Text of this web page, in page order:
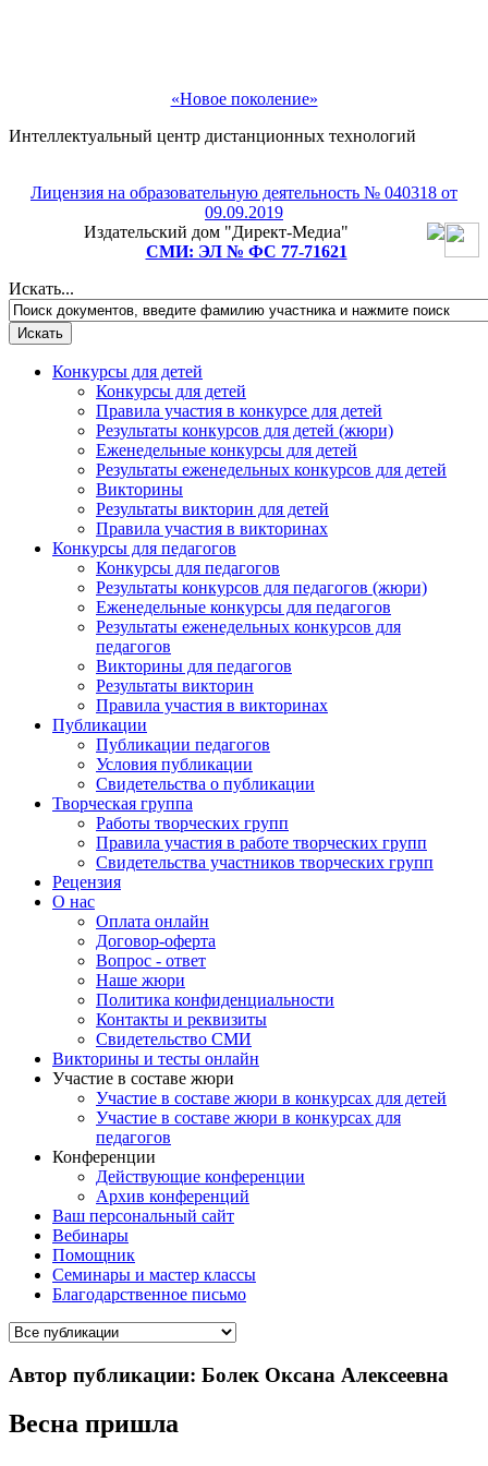
«Новое поколение»
Интеллектуальный центр дистанционных технологий
Лицензия на образовательную деятельность № 040318 от
09.09.2019
Издательский дом "Директ-Медиа"
СМИ: ЭЛ № ФС 77-71621
Искать...
Конкурсы для детей
Конкурсы для детей
Правила участия в конкурсе для детей
Результаты конкурсов для детей (жюри)
Еженедельные конкурсы для детей
Результаты еженедельных конкурсов для детей
Викторины
Результаты викторин для детей
Правила участия в викторинах
Конкурсы для педагогов
Конкурсы для педагогов
Результаты конкурсов для педагогов (жюри)
Еженедельные конкурсы для педагогов
Результаты еженедельных конкурсов для
педагогов
Викторины для педагогов
Результаты викторин
Правила участия в викторинах
Публикации
Публикации педагогов
Условия публикации
Свидетельства о публикации
Творческая группа
Работы творческих групп
Правила участия в работе творческих групп
Свидетельства участников творческих групп
Рецензия
О нас
Оплата онлайн
Договор-оферта
Вопрос - ответ
Наше жюри
Политика конфиденциальности
Контакты и реквизиты
Свидетельство СМИ
Викторины и тесты онлайн
Участие в составе жюри
Участие в составе жюри в конкурсах для детей
Участие в составе жюри в конкурсах для
педагогов
Конференции
Действующие конференции
Архив конференций
Ваш персональный сайт
Вебинары
Помощник
Семинары и мастер классы
Благодарственное письмо
Автор публикации: Болек Оксана Алексеевна
Весна пришла
Рады приветствовать Вас!
Подпишитесь на рассылку и мы подарим Вам
детском конкурсе на выбор!